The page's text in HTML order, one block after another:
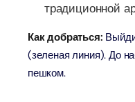
традиционной
Как добраться:
(зеленая линия). До
пешком.